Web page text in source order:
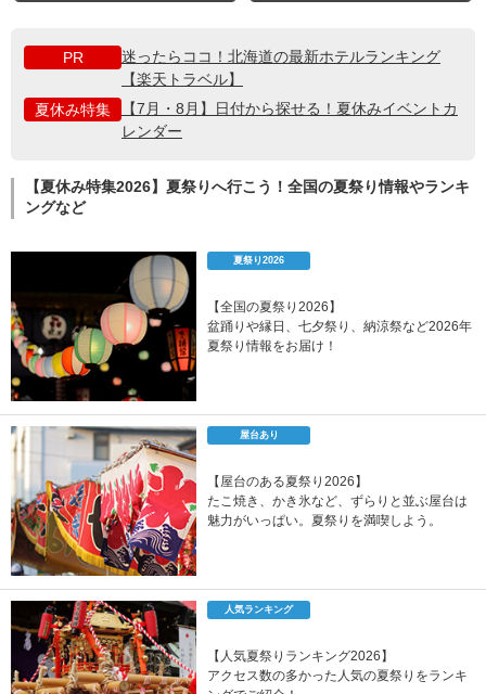
PR
迷ったらココ！北海道の最新ホテルランキング
【楽天トラベル】
夏休み特集
【7月・8月】日付から探せる！夏休みイベントカ
レンダー
【夏休み特集2026】夏祭りへ行こう！全国の夏祭り情報やランキ
ングなど
夏祭り2026
【全国の夏祭り2026】
盆踊りや縁日、七夕祭り、納涼祭など2026年
夏祭り情報をお届け！
屋台あり
【屋台のある夏祭り2026】
たこ焼き、かき氷など、ずらりと並ぶ屋台は
魅力がいっぱい。夏祭りを満喫しよう。
人気ランキング
【人気夏祭りランキング2026】
アクセス数の多かった人気の夏祭りをランキ